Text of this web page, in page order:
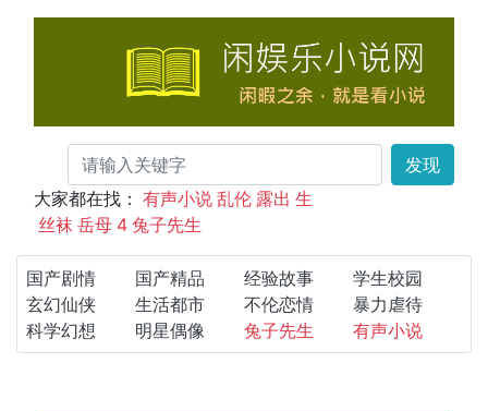
发现
大家都在找： 有声小说 乱伦 露出 生
丝袜 岳母 4 兔子先生
国产剧情 国产精品 经验故事
学生校园
玄幻仙侠
生活都市 不伦恋情
暴力虐待
科学幻想
明星偶像 兔子先生 有声小说